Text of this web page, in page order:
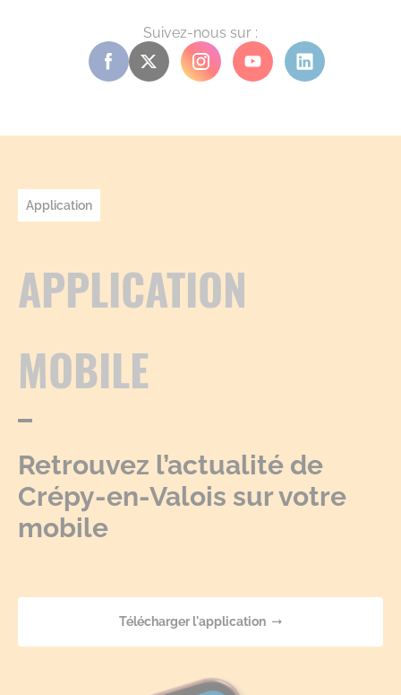
Suivez-nous sur :
Application
APPLICATION
MOBILE
Retrouvez l’actualité de
Crépy-en-Valois sur votre
mobile
Télécharger l'application